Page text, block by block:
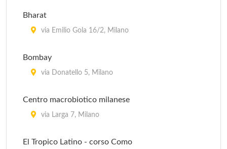
Globe
Il Sole
Bharat
via Emilio Gola 16/2, Milano
Bombay
via Donatello 5, Milano
Centro macrobiotico milanese
via Larga 7, Milano
El Tropico Latino - corso Como